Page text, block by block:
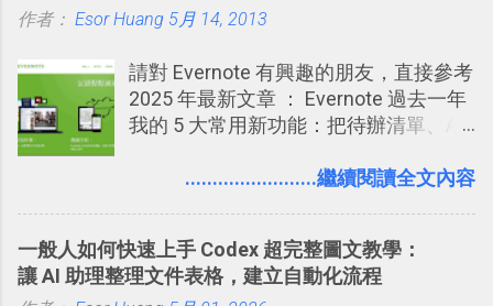
急時間管理四象限在 Trello 活用與範本
用 Trello？ 8個專案排程協作重點技巧
2017/6 新增： 如何用 Trello 規劃自助
旅行？我的 Trello 行程計畫使用技巧教
卡片不再落落長？專案管理的5個關鍵
技巧 2017/8/23 新增 ： 如何用 Trello 做
子彈筆記？我的 Trello GTD 方法範例看
板分享
樣的軟體中最受好評的，或許就是今天
你」的內容，決定要不要讓其他朋友看
標籤在他的訊息中，或是想把你標籤在
相片圖片裡，現在你都多了一個「事先
審查」的機制，可以決定這些你被標籤
鴉牆上，從而禁止可能的祕密被你其他
作者： Esor Huang 5月 14, 2013
請對 Evernote 有興趣的朋友，直接參考
2025 年最新文章 ： Evernote 過去一年
我的 5 大常用新功能：把待辦清單、AI
介紹文章： 把不同筆記中的待辦清單統
大綱收合、目錄連結、錨點連結，整理
超長筆記應用案例分享 新功能教學： 會
........................繼續閱讀全文內容
一般人如何快速上手 Codex 超完整圖文教學：
讓 AI 助理整理文件表格，建立自動化流程